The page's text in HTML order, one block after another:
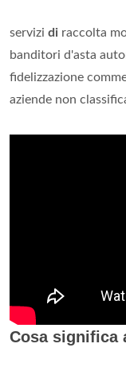
servizi di raccolta
banditori d'asta
fidelizzazione
aziende non
Cosa significa